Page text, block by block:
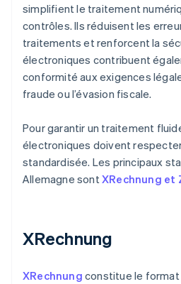
simplifient le traitement
contrôles. Ils réduisent les
traitements et renforcent la
électroniques contribuent
conformité aux exigences
fraude ou l’évasion fiscale.
Pour garantir un traitement
électroniques doivent
standardisée. Les principaux
Allemagne sontXRechnung et
XRechnung
XRechnung constitue le format